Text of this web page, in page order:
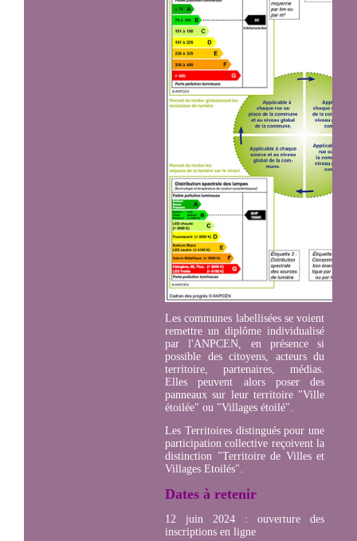
Les communes labellisées se voient
remettre un diplôme individualisé
par l'ANPCEN, en présence si
possible des citoyens, acteurs du
territoire, partenaires, médias.
Elles peuvent alors poser des
panneaux sur leur territoire "Ville
étoilée" ou "Villages étoilé".
Les Territoires distingués pour une
participation collective reçoivent la
distinction "Territoire de Villes et
Villages Etoilés".
Dates à retenir
12 juin 2024 : ouverture des
inscriptions en ligne